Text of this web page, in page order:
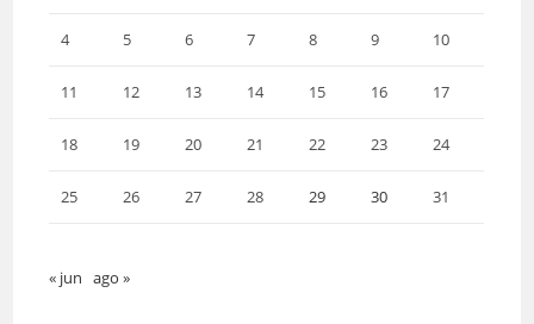
4 5 6 7 8 9 10
11 12 13 14 15 16 17
18 19 20 21 22 23 24
25 26 27 28 29 30 31
« jun ago »